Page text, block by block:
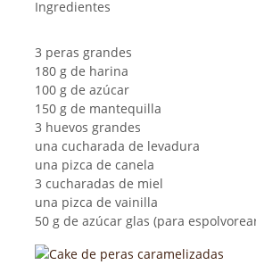
Ingredientes
3 peras grandes
180 g de harina
100 g de azúcar
150 g de mantequilla
3 huevos grandes
una cucharada de levadura
una pizca de canela
3 cucharadas de miel
una pizca de vainilla
50 g de azúcar glas (para